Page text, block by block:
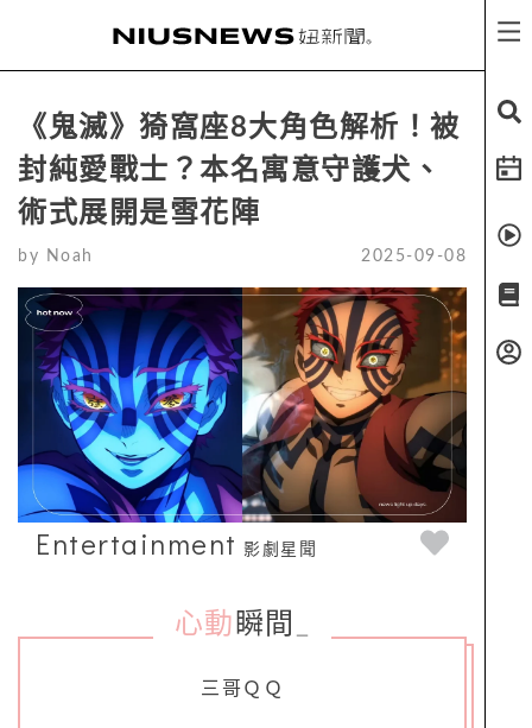
《鬼滅》猗窩座8大角色解析！被
封純愛戰士？本名寓意守護犬、
術式展開是雪花陣
by Noah 2025-09-08
Entertainment 影劇星聞
心動 瞬間
三哥ＱＱ